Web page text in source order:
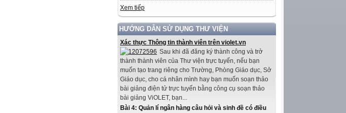
Xem tiếp
HƯỚNG DẪN SỬ DỤNG THƯ VIỆN
Xác thực Thông tin thành viên trên violet.vn
Sau khi đã đăng ký thành công và trở
thành thành viên của Thư viện trực tuyến, nếu bạn
muốn tạo trang riêng cho Trường, Phòng Giáo dục, Sở
Giáo dục, cho cá nhân mình hay bạn muốn soạn thảo
bài giảng điện tử trực tuyến bằng công cụ soạn thảo
bài giảng ViOLET, bạn...
Bài 4: Quản lí ngân hàng câu hỏi và sinh đề có điều